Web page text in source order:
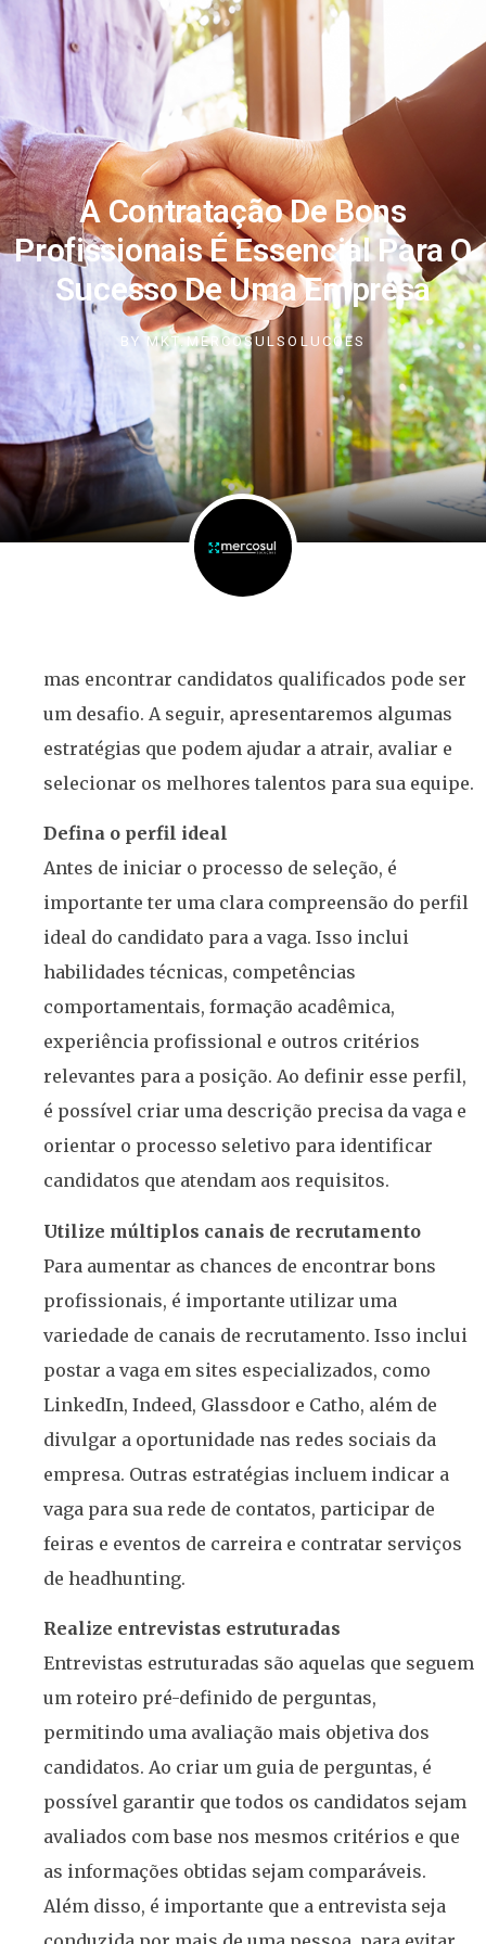
A Contratação De Bons
Profissionais É Essencial Para O
Sucesso De Uma Empresa
BY MKT.MERCOSULSOLUCOES
mas encontrar candidatos qualificados pode ser
um desafio. A seguir, apresentaremos algumas
estratégias que podem ajudar a atrair, avaliar e
selecionar os melhores talentos para sua equipe.
Defina o perfil ideal
Antes de iniciar o processo de seleção, é
importante ter uma clara compreensão do perfil
ideal do candidato para a vaga. Isso inclui
habilidades técnicas, competências
comportamentais, formação acadêmica,
experiência profissional e outros critérios
relevantes para a posição. Ao definir esse perfil,
é possível criar uma descrição precisa da vaga e
orientar o processo seletivo para identificar
candidatos que atendam aos requisitos.
Utilize múltiplos canais de recrutamento
Para aumentar as chances de encontrar bons
profissionais, é importante utilizar uma
variedade de canais de recrutamento. Isso inclui
postar a vaga em sites especializados, como
LinkedIn, Indeed, Glassdoor e Catho, além de
divulgar a oportunidade nas redes sociais da
empresa. Outras estratégias incluem indicar a
vaga para sua rede de contatos, participar de
feiras e eventos de carreira e contratar serviços
de headhunting.
Realize entrevistas estruturadas
Entrevistas estruturadas são aquelas que seguem
um roteiro pré-definido de perguntas,
permitindo uma avaliação mais objetiva dos
candidatos. Ao criar um guia de perguntas, é
possível garantir que todos os candidatos sejam
avaliados com base nos mesmos critérios e que
as informações obtidas sejam comparáveis.
Além disso, é importante que a entrevista seja